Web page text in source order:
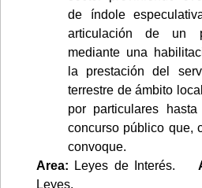
de índole
articulación de un
mediante una
la prestación del
terrestre de ámbito
por particulares
concurso público que,
convoque.
Area: Leyes de Interés.
Leyes.